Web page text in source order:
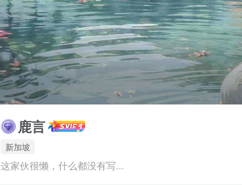
鹿言
新加坡
这家伙很懒，什么都没有写...